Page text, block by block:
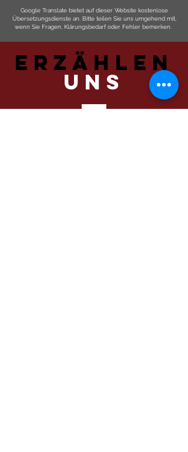
Google Translate bietet auf dieser Website kostenlose
Übersetzungsdienste an. Bitte teilen Sie uns umgehend mit,
wenn Sie Fragen, Klärungsbedarf oder Fehler bemerken.
ERZÄHLEN
UNS